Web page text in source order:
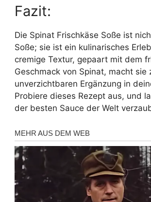
Fazit:
Die Spinat Frischkäse Soße ist
Soße; sie ist ein kulinarisches
cremige Textur, gepaart mit dem
Geschmack von Spinat, macht sie
unverzichtbaren Ergänzung in
Probiere dieses Rezept aus, und
der besten Sauce der Welt